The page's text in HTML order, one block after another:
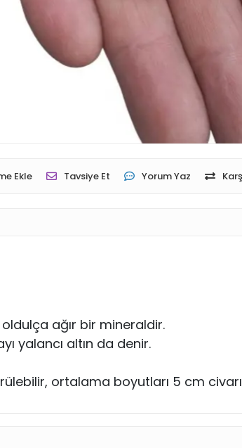
Ekle Tavsiye Et Yorum Yaz
oldulça ağır bir mineraldir.
yalancı altın da denir.
ortalama boyutları 5 cm